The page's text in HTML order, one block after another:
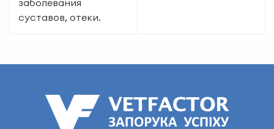
суставов, отеки.